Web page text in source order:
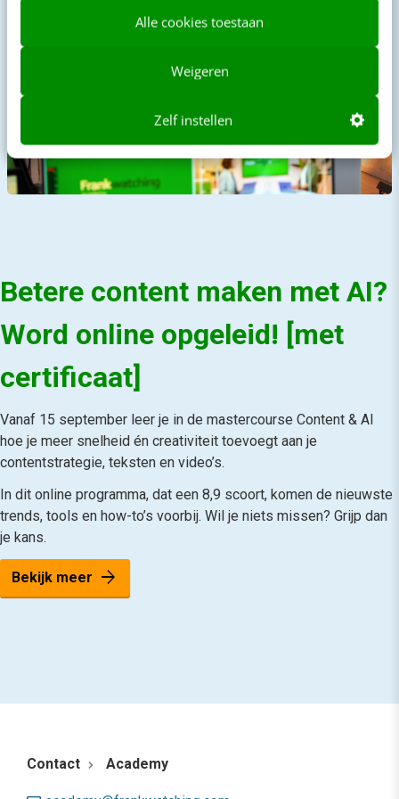
Alle cookies toestaan
Weigeren
Zelf instellen
Betere content maken met AI?
Word online opgeleid! [met
certificaat]
Vanaf 15 september leer je in de mastercourse Content & AI
hoe je meer snelheid én creativiteit toevoegt aan je
contentstrategie, teksten en video’s.
In dit online programma, dat een 8,9 scoort, komen de nieuwste
trends, tools en how-to’s voorbij. Wil je niets missen? Grijp dan
je kans.
Bekijk meer arrow_forward
Contact Academy